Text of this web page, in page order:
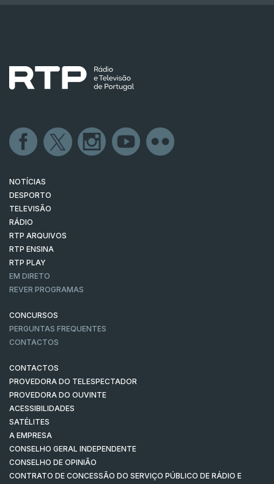
NOTÍCIAS
DESPORTO
TELEVISÃO
RÁDIO
RTP ARQUIVOS
RTP ENSINA
RTP PLAY
EM DIRETO
REVER PROGRAMAS
CONCURSOS
PERGUNTAS FREQUENTES
CONTACTOS
CONTACTOS
PROVEDORA DO TELESPECTADOR
PROVEDORA DO OUVINTE
ACESSIBILIDADES
SATÉLITES
A EMPRESA
CONSELHO GERAL INDEPENDENTE
CONSELHO DE OPINIÃO
CONTRATO DE CONCESSÃO DO SERVIÇO PÚBLICO DE RÁDIO E